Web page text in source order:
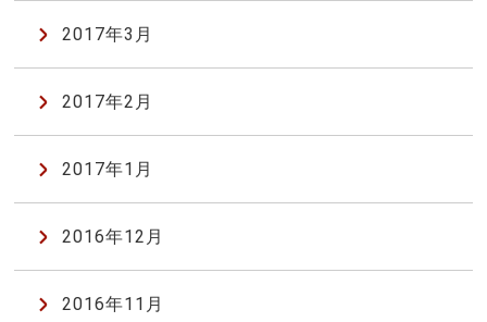
2017年3月
2017年2月
2017年1月
2016年12月
2016年11月